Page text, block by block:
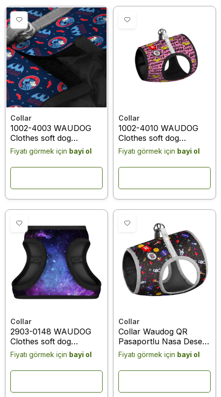
Collar
1002-4003 WAUDOG
Clothes soft dog
harness with QR
passport, "Batman blue
red" design, XS2, B 28-
Fiyatı görmek için bayi ol
Collar
1002-4010 WAUDOG
Clothes soft dog
harness with QR
passport, "Wonder
Woman pink" design,
22 cm
Fiyatı görmek için bayi ol
Collar
2903-0148 WAUDOG
Clothes soft dog
harness with QR-
passport, "NASA21"
design, XS3 B 32-35 cm,
Fiyatı görmek için bayi ol
Collar
Collar Waudog QR
Pasaportlu Nasa Desenli
Köpek Göğüs Tasması
XS3 (2915)
Fiyatı görmek için bayi ol